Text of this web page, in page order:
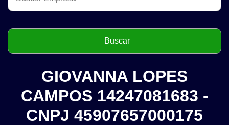
GIOVANNA LOPES
CAMPOS 14247081683 -
CNPJ 45907657000175